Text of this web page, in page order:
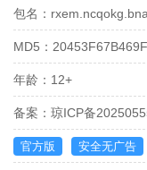
包名：
MD5：
年龄： 12+
备案： 琼ICP备
官方版 安全无广告